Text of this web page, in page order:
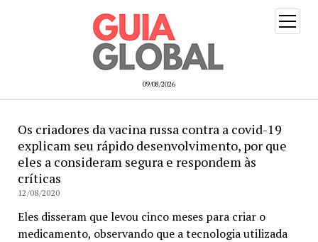
09/08/2026
open
menu
Os criadores da vacina russa contra a covid-19
explicam seu rápido desenvolvimento, por que
eles a consideram segura e respondem às
críticas
12/08/2020
Eles disseram que levou cinco meses para criar o
medicamento, observando que a tecnologia utilizada